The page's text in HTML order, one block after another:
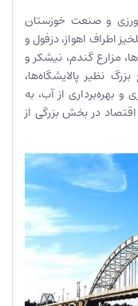
و صنعت خوزستان
اطراف اهواز، دزفول و
مزارع گندم، نیشکر و
نظیر پالایشگاه‌ها،
بهره‌برداری از آب، به
در بخش بزرگی از